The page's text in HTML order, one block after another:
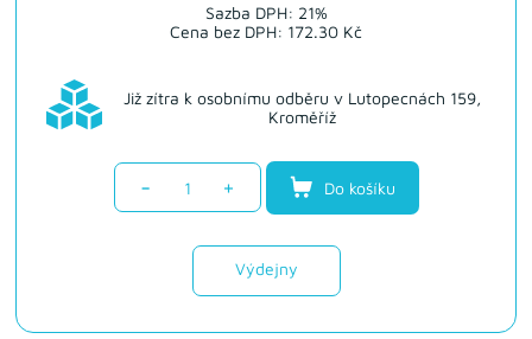
Sazba DPH: 21%
Cena bez DPH: 172.30 Kč
Již zítra k osobnímu odběru v Lutopecnách 159,
Kroměříž
- + Do košíku
Výdejny